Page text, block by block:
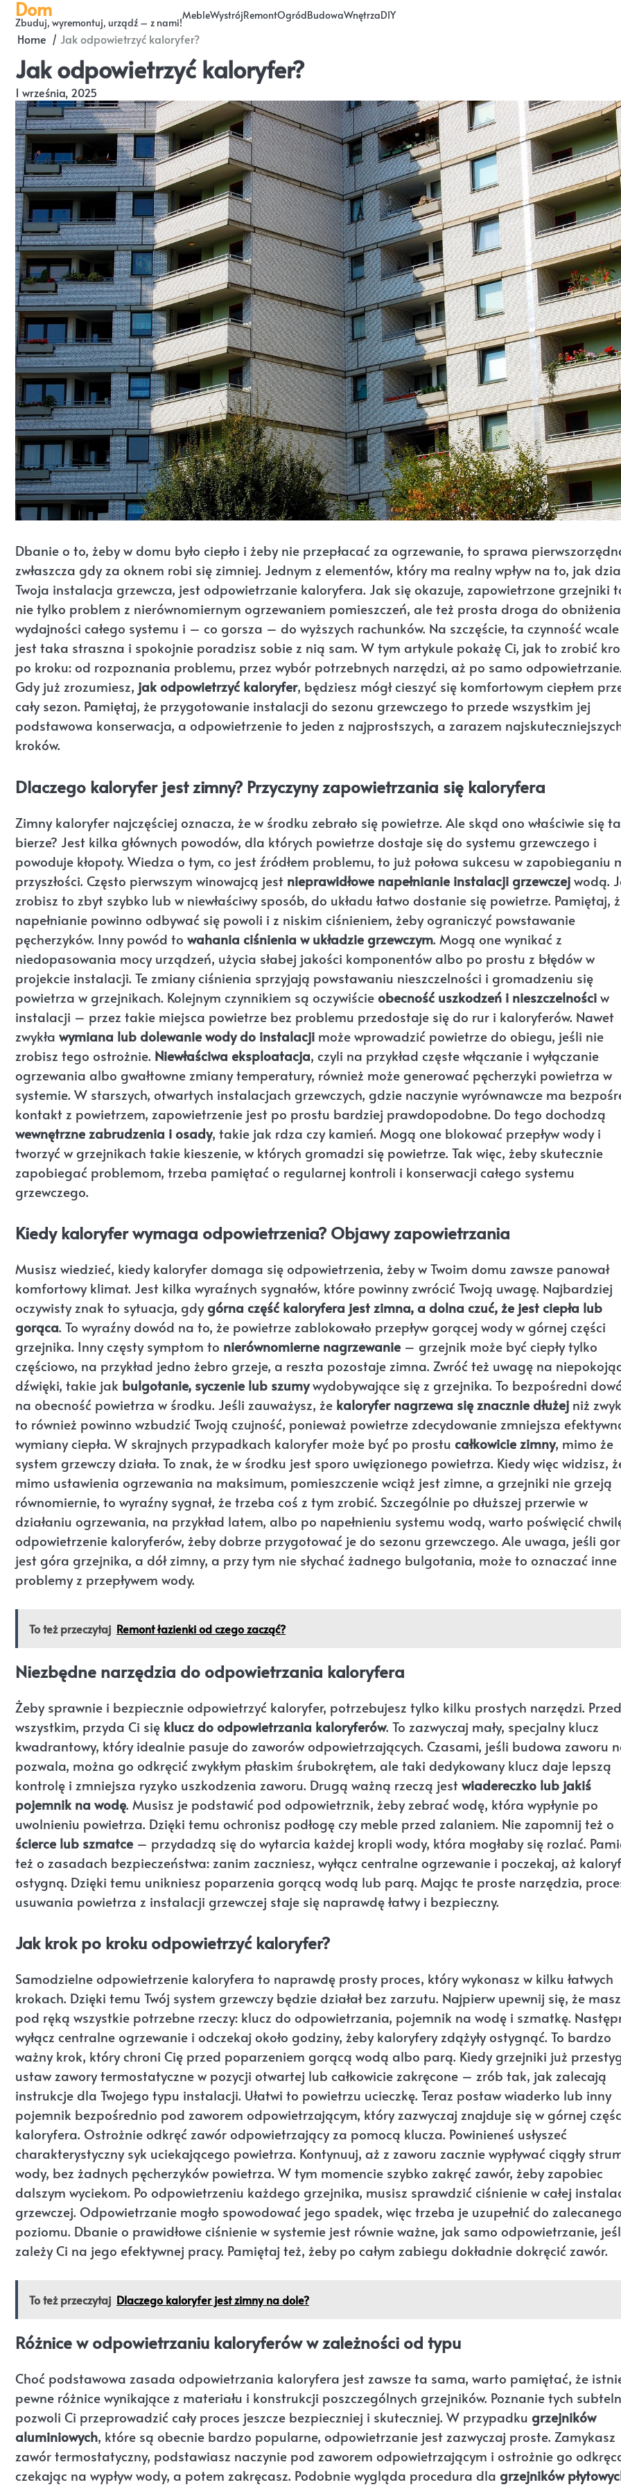
Skip
content
Dom
Zbuduj, wyremontuj, urządź – z nami!
MebleWystrójRemontOgródBudowaWnętrzaDIY
Home Jak odpowietrzyć kaloryfer?
Jak odpowietrzyć kaloryfer?
1 września, 2025
Dbanie o to, żeby w domu było ciepło i żeby nie przepłacać za ogrzewanie, to sprawa
zwłaszcza gdy za oknem robi się zimniej. Jednym z elementów, który ma realny wpływ na to, jak
Twoja instalacja grzewcza, jest odpowietrzanie kaloryfera. Jak się okazuje, zapowietrzone grzejniki
nie tylko problem z nierównomiernym ogrzewaniem pomieszczeń, ale też prosta droga do obniżenia
wydajności całego systemu i – co gorsza – do wyższych rachunków. Na szczęście, ta czynność
jest taka straszna i spokojnie poradzisz sobie z nią sam. W tym artykule pokażę Ci, jak to zrobić
po kroku: od rozpoznania problemu, przez wybór potrzebnych narzędzi, aż po samo
Gdy już zrozumiesz, jak odpowietrzyć kaloryfer, będziesz mógł cieszyć się komfortowym ciepłem
cały sezon. Pamiętaj, że przygotowanie instalacji do sezonu grzewczego to przede wszystkim jej
podstawowa konserwacja, a odpowietrzenie to jeden z najprostszych, a zarazem
kroków.
Dlaczego kaloryfer jest zimny? Przyczyny zapowietrzania się kaloryfera
Zimny kaloryfer najczęściej oznacza, że w środku zebrało się powietrze. Ale skąd ono właściwie się
bierze? Jest kilka głównych powodów, dla których powietrze dostaje się do systemu grzewczego i
powoduje kłopoty. Wiedza o tym, co jest źródłem problemu, to już połowa sukcesu w zapobieganiu
przyszłości. Często pierwszym winowajcą jest nieprawidłowe napełnianie instalacji grzewczejwodą.
zrobisz to zbyt szybko lub w niewłaściwy sposób, do układu łatwo dostanie się powietrze. Pamiętaj,
napełnianie powinno odbywać się powoli i z niskim ciśnieniem, żeby ograniczyć powstawanie
pęcherzyków. Inny powód to wahania ciśnienia w układzie grzewczym. Mogą one wynikać z
niedopasowania mocy urządzeń, użycia słabej jakości komponentów albo po prostu z błędów w
projekcie instalacji. Te zmiany ciśnienia sprzyjają powstawaniu nieszczelności i gromadzeniu się
powietrza w grzejnikach. Kolejnym czynnikiem są oczywiście obecność uszkodzeń i nieszczelnościw
instalacji – przez takie miejsca powietrze bez problemu przedostaje się do rur i kaloryferów. Nawet
zwykła wymiana lub dolewanie wody do instalacji może wprowadzić powietrze do obiegu, jeśli nie
zrobisz tego ostrożnie. Niewłaściwa eksploatacja, czyli na przykład częste włączanie i wyłączanie
ogrzewania albo gwałtowne zmiany temperatury, również może generować pęcherzyki powietrza w
systemie. W starszych, otwartych instalacjach grzewczych, gdzie naczynie wyrównawcze ma
kontakt z powietrzem, zapowietrzenie jest po prostu bardziej prawdopodobne. Do tego dochodzą
wewnętrzne zabrudzenia i osady, takie jak rdza czy kamień. Mogą one blokować przepływ wody i
tworzyć w grzejnikach takie kieszenie, w których gromadzi się powietrze. Tak więc, żeby skutecznie
zapobiegać problemom, trzeba pamiętać o regularnej kontroli i konserwacji całego systemu
grzewczego.
Kiedy kaloryfer wymaga odpowietrzenia? Objawy zapowietrzania
Musisz wiedzieć, kiedy kaloryfer domaga się odpowietrzenia, żeby w Twoim domu zawsze panował
komfortowy klimat. Jest kilka wyraźnych sygnałów, które powinny zwrócić Twoją uwagę. Najbardziej
oczywisty znak to sytuacja, gdygórna część kaloryfera jest zimna, a dolna czuć, że jest ciepła lub
gorąca. To wyraźny dowód na to, że powietrze zablokowało przepływ gorącej wody w górnej części
grzejnika. Inny częsty symptom to nierównomierne nagrzewanie – grzejnik może być ciepły tylko
częściowo, na przykład jedno żebro grzeje, a reszta pozostaje zimna. Zwróć też uwagę na
dźwięki, takie jak bulgotanie, syczenie lub szumywydobywające się z grzejnika. To bezpośredni
na obecność powietrza w środku. Jeśli zauważysz, że kaloryfer nagrzewa się znacznie dłużej niż
to również powinno wzbudzić Twoją czujność, ponieważ powietrze zdecydowanie zmniejsza
wymiany ciepła. W skrajnych przypadkach kaloryfer może być po prostu całkowicie zimny, mimo że
system grzewczy działa. To znak, że w środku jest sporo uwięzionego powietrza. Kiedy więc widzisz,
mimo ustawienia ogrzewania na maksimum, pomieszczenie wciąż jest zimne, a grzejniki nie grzeją
równomiernie, to wyraźny sygnał, że trzeba coś z tym zrobić. Szczególnie po dłuższej przerwie w
działaniu ogrzewania, na przykład latem, albo po napełnieniu systemu wodą, warto poświęcić
odpowietrzenie kaloryferów, żeby dobrze przygotować je do sezonu grzewczego. Ale uwaga, jeśli
jest góra grzejnika, a dół zimny, a przy tym nie słychać żadnego bulgotania, może to oznaczać inne
problemy z przepływem wody.
To też przeczytaj Remont łazienki od czego zacząć?
Niezbędne narzędzia do odpowietrzania kaloryfera
Żeby sprawnie i bezpiecznie odpowietrzyć kaloryfer, potrzebujesz tylko kilku prostych narzędzi.
wszystkim, przyda Ci się klucz do odpowietrzania kaloryferów. To zazwyczaj mały, specjalny klucz
kwadrantowy, który idealnie pasuje do zaworów odpowietrzających. Czasami, jeśli budowa zaworu
pozwala, można go odkręcić zwykłym płaskim śrubokrętem, ale taki dedykowany klucz daje lepszą
kontrolę i zmniejsza ryzyko uszkodzenia zaworu. Drugą ważną rzeczą jestwiadereczko lub jakiś
pojemnik na wodę. Musisz je podstawić pod odpowietrznik, żeby zebrać wodę, która wypłynie po
uwolnieniu powietrza. Dzięki temu ochronisz podłogę czy meble przed zalaniem. Nie zapomnij też o
ścierce lub szmatce – przydadzą się do wytarcia każdej kropli wody, która mogłaby się rozlać.
też o zasadach bezpieczeństwa: zanim zaczniesz, wyłącz centralne ogrzewanie i poczekaj, aż
ostygną. Dzięki temu unikniesz poparzenia gorącą wodą lub parą. Mając te proste narzędzia,
usuwania powietrza z instalacji grzewczej staje się naprawdę łatwy i bezpieczny.
Jak krok po kroku odpowietrzyć kaloryfer?
Samodzielne odpowietrzenie kaloryfera to naprawdę prosty proces, który wykonasz w kilku łatwych
krokach. Dzięki temu Twój system grzewczy będzie działał bez zarzutu. Najpierw upewnij się, że masz
pod ręką wszystkie potrzebne rzeczy: klucz do odpowietrzania, pojemnik na wodę i szmatkę.
wyłącz centralne ogrzewanie i odczekaj około godziny, żeby kaloryfery zdążyły ostygnąć. To bardzo
ważny krok, który chroni Cię przed poparzeniem gorącą wodą albo parą. Kiedy grzejniki już
ustaw zawory termostatyczne w pozycji otwartej lub całkowicie zakręcone – zrób tak, jak zalecają
instrukcje dla Twojego typu instalacji. Ułatwi to powietrzu ucieczkę. Teraz postaw wiaderko lub inny
pojemnik bezpośrednio pod zaworem odpowietrzającym, który zazwyczaj znajduje się w górnej
kaloryfera. Ostrożnie odkręć zawór odpowietrzający za pomocą klucza. Powinieneś usłyszeć
charakterystyczny syk uciekającego powietrza. Kontynuuj, aż z zaworu zacznie wypływać ciągły
wody, bez żadnych pęcherzyków powietrza. W tym momencie szybko zakręć zawór, żeby zapobiec
dalszym wyciekom. Po odpowietrzeniu każdego grzejnika, musisz sprawdzić ciśnienie w całej
grzewczej. Odpowietrzanie mogło spowodować jego spadek, więc trzeba je uzupełnić do
poziomu. Dbanie o prawidłowe ciśnienie w systemie jest równie ważne, jak samo odpowietrzanie,
zależy Ci na jego efektywnej pracy. Pamiętaj też, żeby po całym zabiegu dokładnie dokręcić zawór.
To też przeczytaj Dlaczego kaloryfer jest zimny na dole?
Różnice w odpowietrzaniu kaloryferów w zależności od typu
Choć podstawowa zasada odpowietrzania kaloryfera jest zawsze ta sama, warto pamiętać, że
pewne różnice wynikające z materiału i konstrukcji poszczególnych grzejników. Poznanie tych
pozwoli Ci przeprowadzić cały proces jeszcze bezpieczniej i skuteczniej. W przypadku grzejników
aluminiowych, które są obecnie bardzo popularne, odpowietrzanie jest zazwyczaj proste. Zamykasz
zawór termostatyczny, podstawiasz naczynie pod zaworem odpowietrzającym i ostrożnie go
czekając na wypływ wody, a potem zakręcasz. Podobnie wygląda procedura dla grzejników